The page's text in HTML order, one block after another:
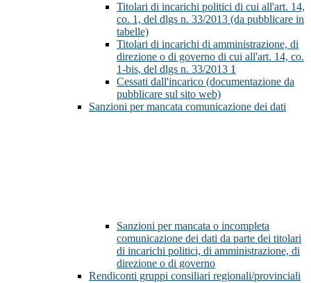
Titolari di incarichi politici di cui all'art. 14,
co. 1, del dlgs n. 33/2013 (da pubblicare in
tabelle)
Titolari di incarichi di amministrazione, di
direzione o di governo di cui all'art. 14, co.
1-bis, del dlgs n. 33/2013 1
Cessati dall'incarico (documentazione da
pubblicare sul sito web)
Sanzioni per mancata comunicazione dei dati
Sanzioni per mancata o incompleta
comunicazione dei dati da parte dei titolari
di incarichi politici, di amministrazione, di
direzione o di governo
Rendiconti gruppi consiliari regionali/provinciali